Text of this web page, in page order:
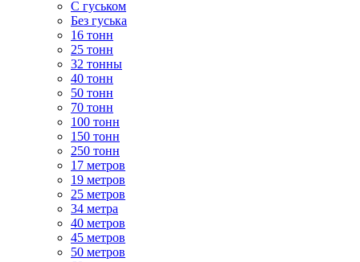
С гуськом
Без гуська
16 тонн
25 тонн
32 тонны
40 тонн
50 тонн
70 тонн
100 тонн
150 тонн
250 тонн
17 метров
19 метров
25 метров
34 метра
40 метров
45 метров
50 метров